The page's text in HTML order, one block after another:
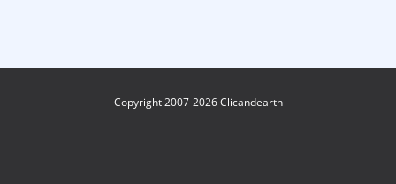
Copyright 2007-2026 Clicandearth